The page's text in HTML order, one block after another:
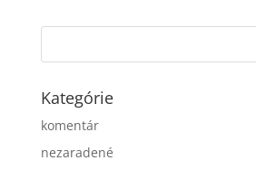
Kategórie
komentár
nezaradené